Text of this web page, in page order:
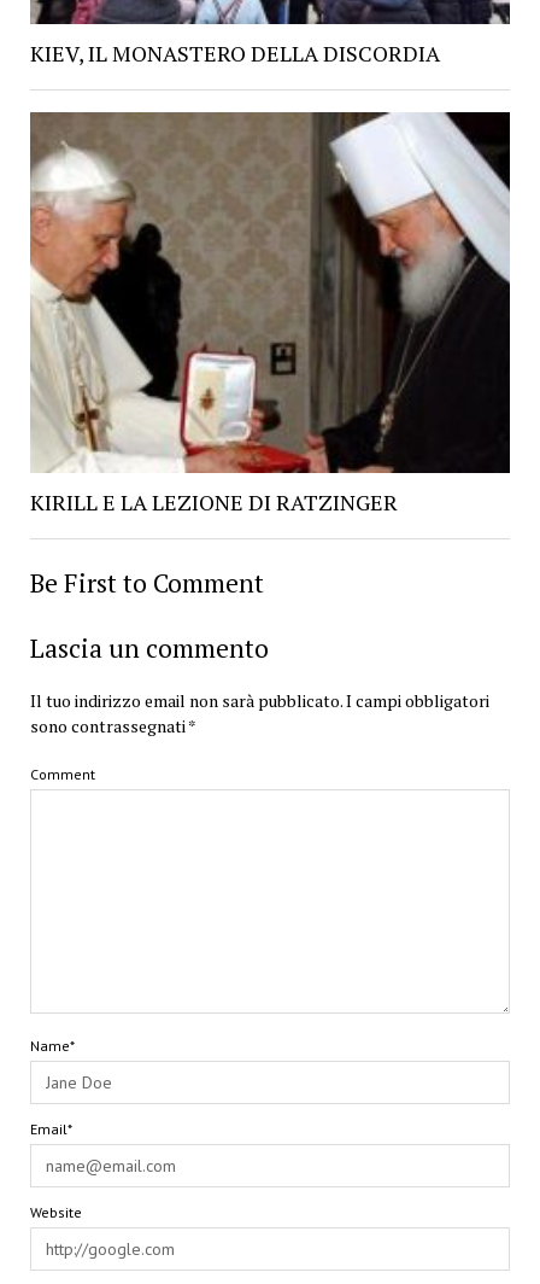
KIEV, IL MONASTERO DELLA DISCORDIA
KIRILL E LA LEZIONE DI RATZINGER
Be First to Comment
Lascia un commento
Il tuo indirizzo email non sarà pubblicato.I campi obbligatori
sono contrassegnati*
Comment
Name*
Email*
Website